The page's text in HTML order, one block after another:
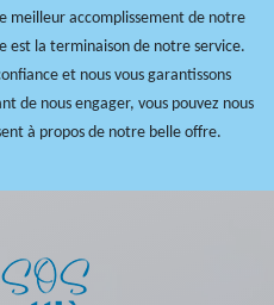
meilleur accomplissement de notre
est la terminaison de notre service.
et nous vous garantissons
de nous engager, vous pouvez nous
à propos de notre belle offre.